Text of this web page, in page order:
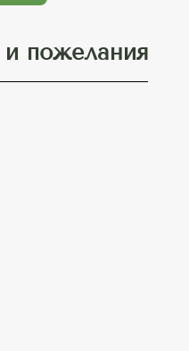
и пожелания